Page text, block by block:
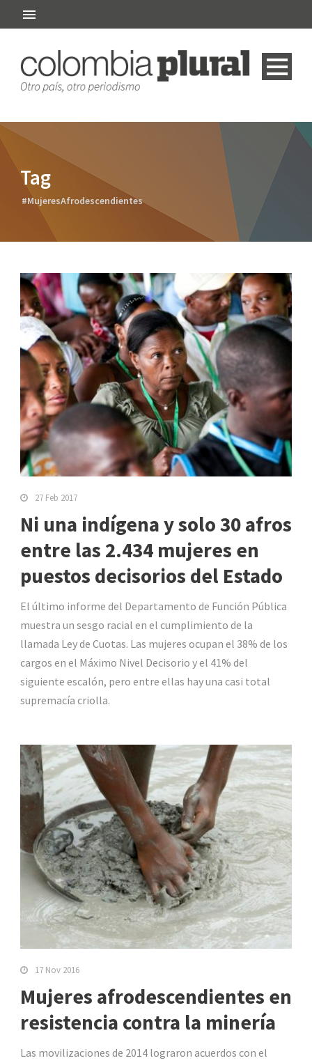
Tag
#MujeresAfrodescendientes
27 Feb 2017
Ni una indígena y solo 30 afros
entre las 2.434 mujeres en
puestos decisorios del Estado
El último informe del Departamento de Función Pública
muestra un sesgo racial en el cumplimiento de la
llamada Ley de Cuotas. Las mujeres ocupan el 38% de los
cargos en el Máximo Nivel Decisorio y el 41% del
siguiente escalón, pero entre ellas hay una casi total
supremacía criolla.
17 Nov 2016
Mujeres afrodescendientes en
resistencia contra la minería
Las movilizaciones de 2014 lograron acuerdos con el